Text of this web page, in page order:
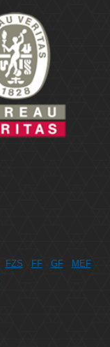
FZS FF GF
MEF